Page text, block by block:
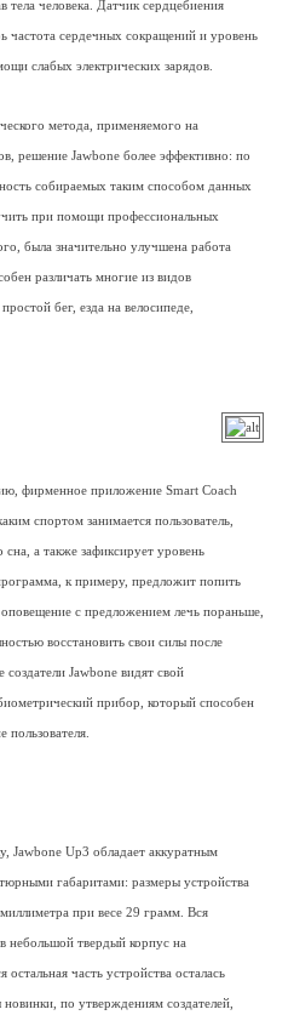
тела человека. Датчик сердцебиения
частота сердечных сокращений и уровень
слабых электрических зарядов.
метода, применяемого на
решение Jawbone более эффективно: по
собираемых таким способом данных
при помощи профессиональных
была значительно улучшена работа
различать многие из видов
бег, езда на велосипеде,
фирменное приложение Smart Coach
спортом занимается пользователь,
сна, а также зафиксирует уровень
к примеру, предложит попить
с предложением лечь пораньше,
восстановить свои силы после
создатели Jawbone видят свой
прибор, который способен
пользователя.
Jawbone Up3 обладает аккуратным
габаритами: размеры устройства
при весе 29 грамм. Вся
небольшой твердый корпус на
часть устройства осталась
по утверждениям создателей,